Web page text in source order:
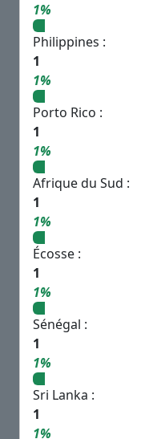
1%
Philippines :
1
1%
Porto Rico :
1
1%
Afrique du Sud :
1
1%
Écosse :
1
1%
Sénégal :
1
1%
Sri Lanka :
1
1%